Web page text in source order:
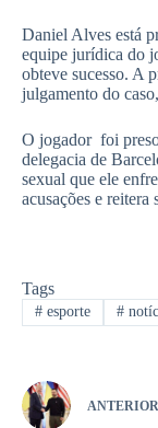
Daniel Alves está
equipe jurídica do
obteve sucesso. A
julgamento do
O jogador foi
delegacia de
sexual que ele
acusações e reitera
Tags
#esporte #
ANTERIOR